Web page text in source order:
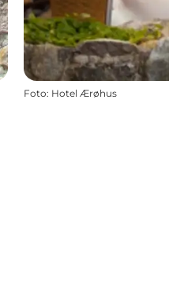
Foto: Hotel Ærøhus